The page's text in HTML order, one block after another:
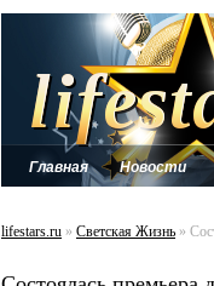
Главная Новости
lifestars.ru » Светская Жизнь »